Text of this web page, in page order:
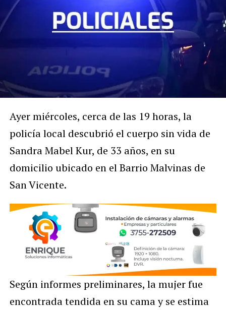
Ayer miércoles, cerca de las 19 horas, la
policía local descubrió el cuerpo sin vida de
Sandra Mabel Kur, de 33 años, en su
domicilio ubicado en el Barrio Malvinas de
San Vicente.
Según informes preliminares, la mujer fue
encontrada tendida en su cama y se estima